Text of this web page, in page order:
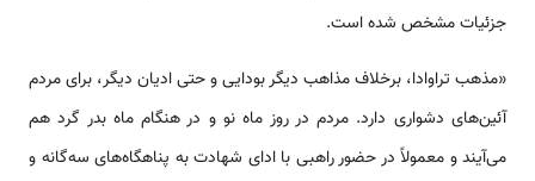
جزئیات مشخص شده است.
«مذهب تراوادا، برخلاف مذاهب دیگر بودایی و حتی ادیان دیگر، برای مردم
آئین‌های دشواری دارد. مردم در روز ماه نو و در هنگام ماه بدر گرد هم
می‌آیند و معمولاً در حضور راهبی با ادای شهادت به پناهگاه‌های سه‌گانه و